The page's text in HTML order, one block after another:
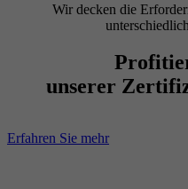
Wir decken die
unserer
Erfahren Sie mehr